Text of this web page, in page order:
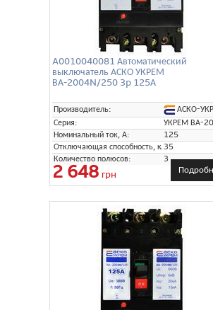
A0010040081 Автоматический
выключатель АСКО УКРЕМ
ВА-2004N/250 3p 125А
Производитель:
АСКО-
Серия:
УКРЕМ ВА-
Номинальный ток, А:
125
Отключающая способность, кА:35
Количество полюсов:
3
2 648 грн